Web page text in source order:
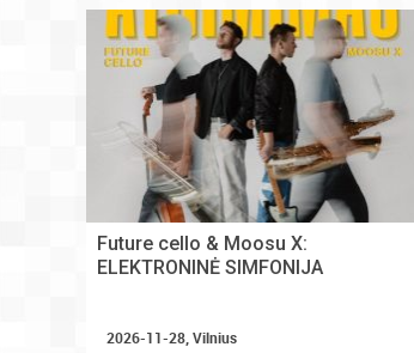
Future cello & Moosu X:
ELEKTRONINĖ SIMFONIJA
2026-11-28, Vilnius